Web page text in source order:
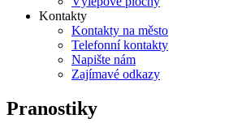
Kontakty
Kontakty na město
Telefonní kontakty
Napište nám
Zajímavé odkazy
Pranostiky